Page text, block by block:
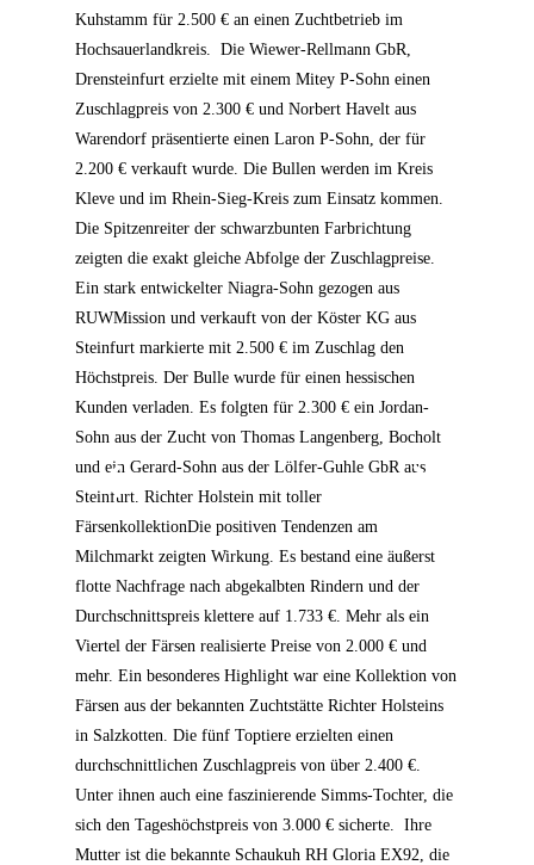
Kuhstamm für 2.500 € an einen Zuchtbetrieb im
Hochsauerlandkreis. Die Wiewer-Rellmann GbR,
Drensteinfurt erzielte mit einem Mitey P-Sohn einen
Zuschlagpreis von 2.300 € und Norbert Havelt aus
Warendorf präsentierte einen Laron P-Sohn, der für
2.200 € verkauft wurde. Die Bullen werden im Kreis
Kleve und im Rhein-Sieg-Kreis zum Einsatz kommen.
Die Spitzenreiter der schwarzbunten Farbrichtung
zeigten die exakt gleiche Abfolge der Zuschlagpreise.
Ein stark entwickelter Niagra-Sohn gezogen aus
RUWMission und verkauft von der Köster KG aus
Steinfurt markierte mit 2.500 € im Zuschlag den
Höchstpreis. Der Bulle wurde für einen hessischen
Kunden verladen. Es folgten für 2.300 € ein Jordan-
Sohn aus der Zucht von Thomas Langenberg, Bocholt
und ein Gerard-Sohn aus der Lölfer-Guhle GbR aus
Steinfurt. Richter Holstein mit toller
FärsenkollektionDie positiven Tendenzen am
Milchmarkt zeigten Wirkung. Es bestand eine äußerst
flotte Nachfrage nach abgekalbten Rindern und der
Durchschnittspreis klettere auf 1.733 €. Mehr als ein
Viertel der Färsen realisierte Preise von 2.000 € und
mehr. Ein besonderes Highlight war eine Kollektion von
Färsen aus der bekannten Zuchtstätte Richter Holsteins
in Salzkotten. Die fünf Toptiere erzielten einen
durchschnittlichen Zuschlagpreis von über 2.400 €.
Unter ihnen auch eine faszinierende Simms-Tochter, die
sich den Tageshöchstpreis von 3.000 € sicherte. Ihre
Mutter ist die bekannte Schaukuh RH Gloria EX92, die